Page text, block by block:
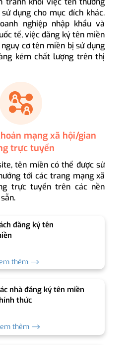
dụng cho mục đích khác.
nghiệp nhập khẩu và
tế, việc đăng ký tên miền
cơ tên miền bị sử dụng
kém chất lượng trên thị
mạng xã hội/gian
trực tuyến
tên miền có thể được sử
tới các trang mạng xã
trực tuyến trên các nền
đăng ký tên
thêm ⟶
nhà đăng ký tên miền
thức
thêm ⟶